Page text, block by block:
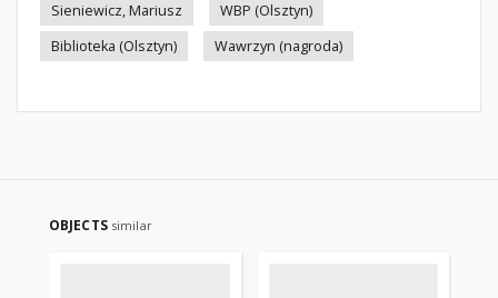
Sieniewicz, Mariusz
WBP (Olsztyn)
Biblioteka (Olsztyn)
Wawrzyn (nagroda)
OBJECTS similar